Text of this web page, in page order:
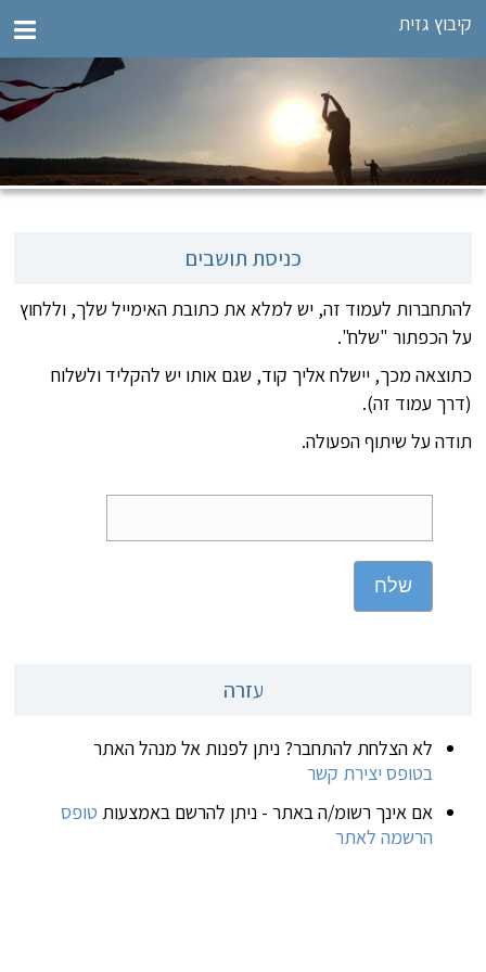
קיבוץ גזית
כניסת תושבים
להתחברות לעמוד זה, יש למלא את כתובת האימייל שלך, וללחוץ
על הכפתור "שלח".
כתוצאה מכך, יישלח אליך קוד, שגם אותו יש להקליד ולשלוח
(דרך עמוד זה).
תודה על שיתוף הפעולה.
שלח
עזרה
לא הצלחת להתחבר? ניתן לפנות אל מנהל האתר
בטופס יצירת קשר
אם אינך רשומ/ה באתר - ניתן להרשם באמצעות טופס
הרשמה לאתר